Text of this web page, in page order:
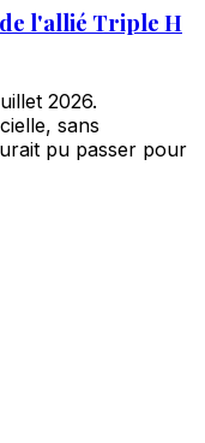
l'allié Triple H
2026.
sans
pu passer pour